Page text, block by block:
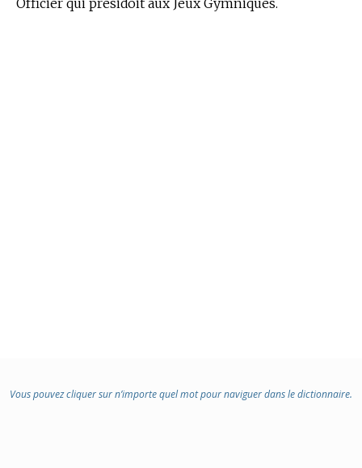
Officier qui présidoit aux Jeux Gymniques.
Vous pouvez cliquer sur n’importe quel mot pour naviguer dans le dictionnaire.